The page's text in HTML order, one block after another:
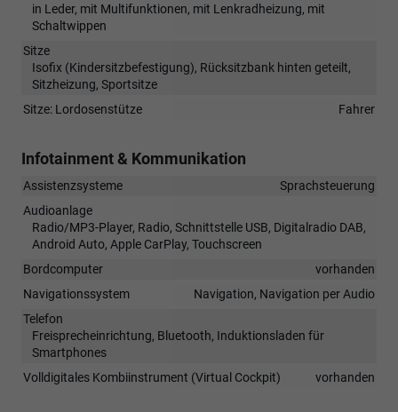
in Leder, mit Multifunktionen, mit Lenkradheizung, mit
Schaltwippen
Sitze
Isofix (Kindersitzbefestigung), Rücksitzbank hinten geteilt,
Sitzheizung, Sportsitze
Sitze: Lordosenstütze
Fahrer
Infotainment & Kommunikation
Assistenzsysteme
Sprachsteuerung
Audioanlage
Radio/MP3-Player, Radio, Schnittstelle USB, Digitalradio DAB,
Android Auto, Apple CarPlay, Touchscreen
Bordcomputer
vorhanden
Navigationssystem
Navigation, Navigation per Audio
Telefon
Freisprecheinrichtung, Bluetooth, Induktionsladen für
Smartphones
Volldigitales Kombiinstrument (Virtual Cockpit)
vorhanden